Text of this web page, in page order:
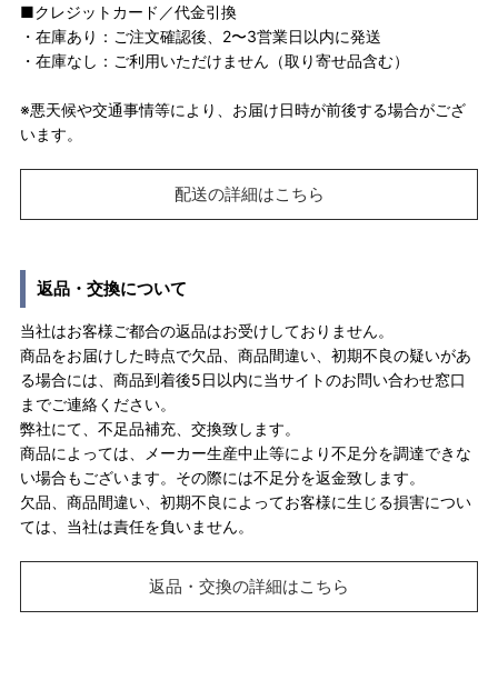
■クレジットカード／代金引換
・在庫あり：ご注文確認後、2〜3営業日以内に発送
・在庫なし：ご利用いただけません（取り寄せ品含む）
※悪天候や交通事情等により、お届け日時が前後する場合がござ
います。
配送の詳細はこちら
返品・交換について
当社はお客様ご都合の返品はお受けしておりません。
商品をお届けした時点で欠品、商品間違い、初期不良の疑いがあ
る場合には、商品到着後5日以内に当サイトのお問い合わせ窓口
までご連絡ください。
弊社にて、不足品補充、交換致します。
商品によっては、メーカー生産中止等により不足分を調達できな
い場合もございます。その際には不足分を返金致します。
欠品、商品間違い、初期不良によってお客様に生じる損害につい
ては、当社は責任を負いません。
返品・交換の詳細はこちら